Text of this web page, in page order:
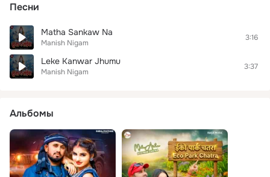
Песни
Matha Sankaw Na
Manish Nigam
3:16
Leke Kanwar Jhumu
Manish Nigam
3:37
Альбомы